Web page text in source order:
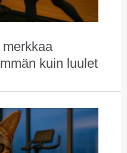
kuin luulet